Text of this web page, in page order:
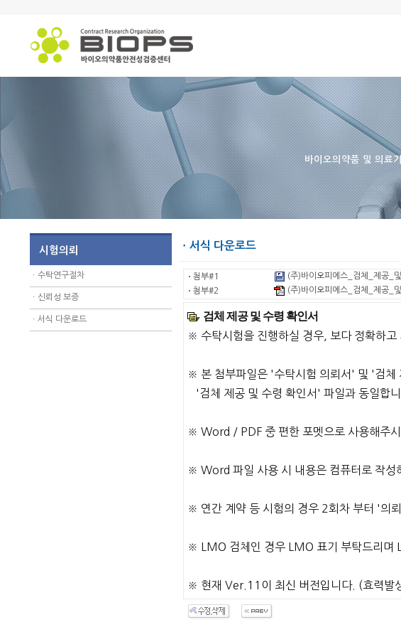
바이오의약품 및 의료
시험의뢰
ㆍ 수탁연구절차
ㆍ 신뢰성 보증
ㆍ 서식 다운로드
ㆍ서식 다운로드
ㆍ 첨부#1 (주)바이오피에스_검체_제공_
ㆍ 첨부#2 (주)바이오피에스_검체_제공
검체 제공 및 수령 확인서
※ 수탁시험을 진행하실 경우, 보다 정확하고
※ 본 첨부파일은 '수탁시험 의뢰서' 및 '검체
'검체 제공 및 수령 확인서' 파일과 동일합니
※ Word / PDF 중 편한 포멧으로 사용해주시
※ Word 파일 사용 시 내용은 컴퓨터로 작성
※ 연간 계약 등 시험의 경우 2회차 부터 '의
※ LMO 검체인 경우 LMO 표기 부탁드리며
※ 현재 Ver.11이 최신 버전입니다. (효력